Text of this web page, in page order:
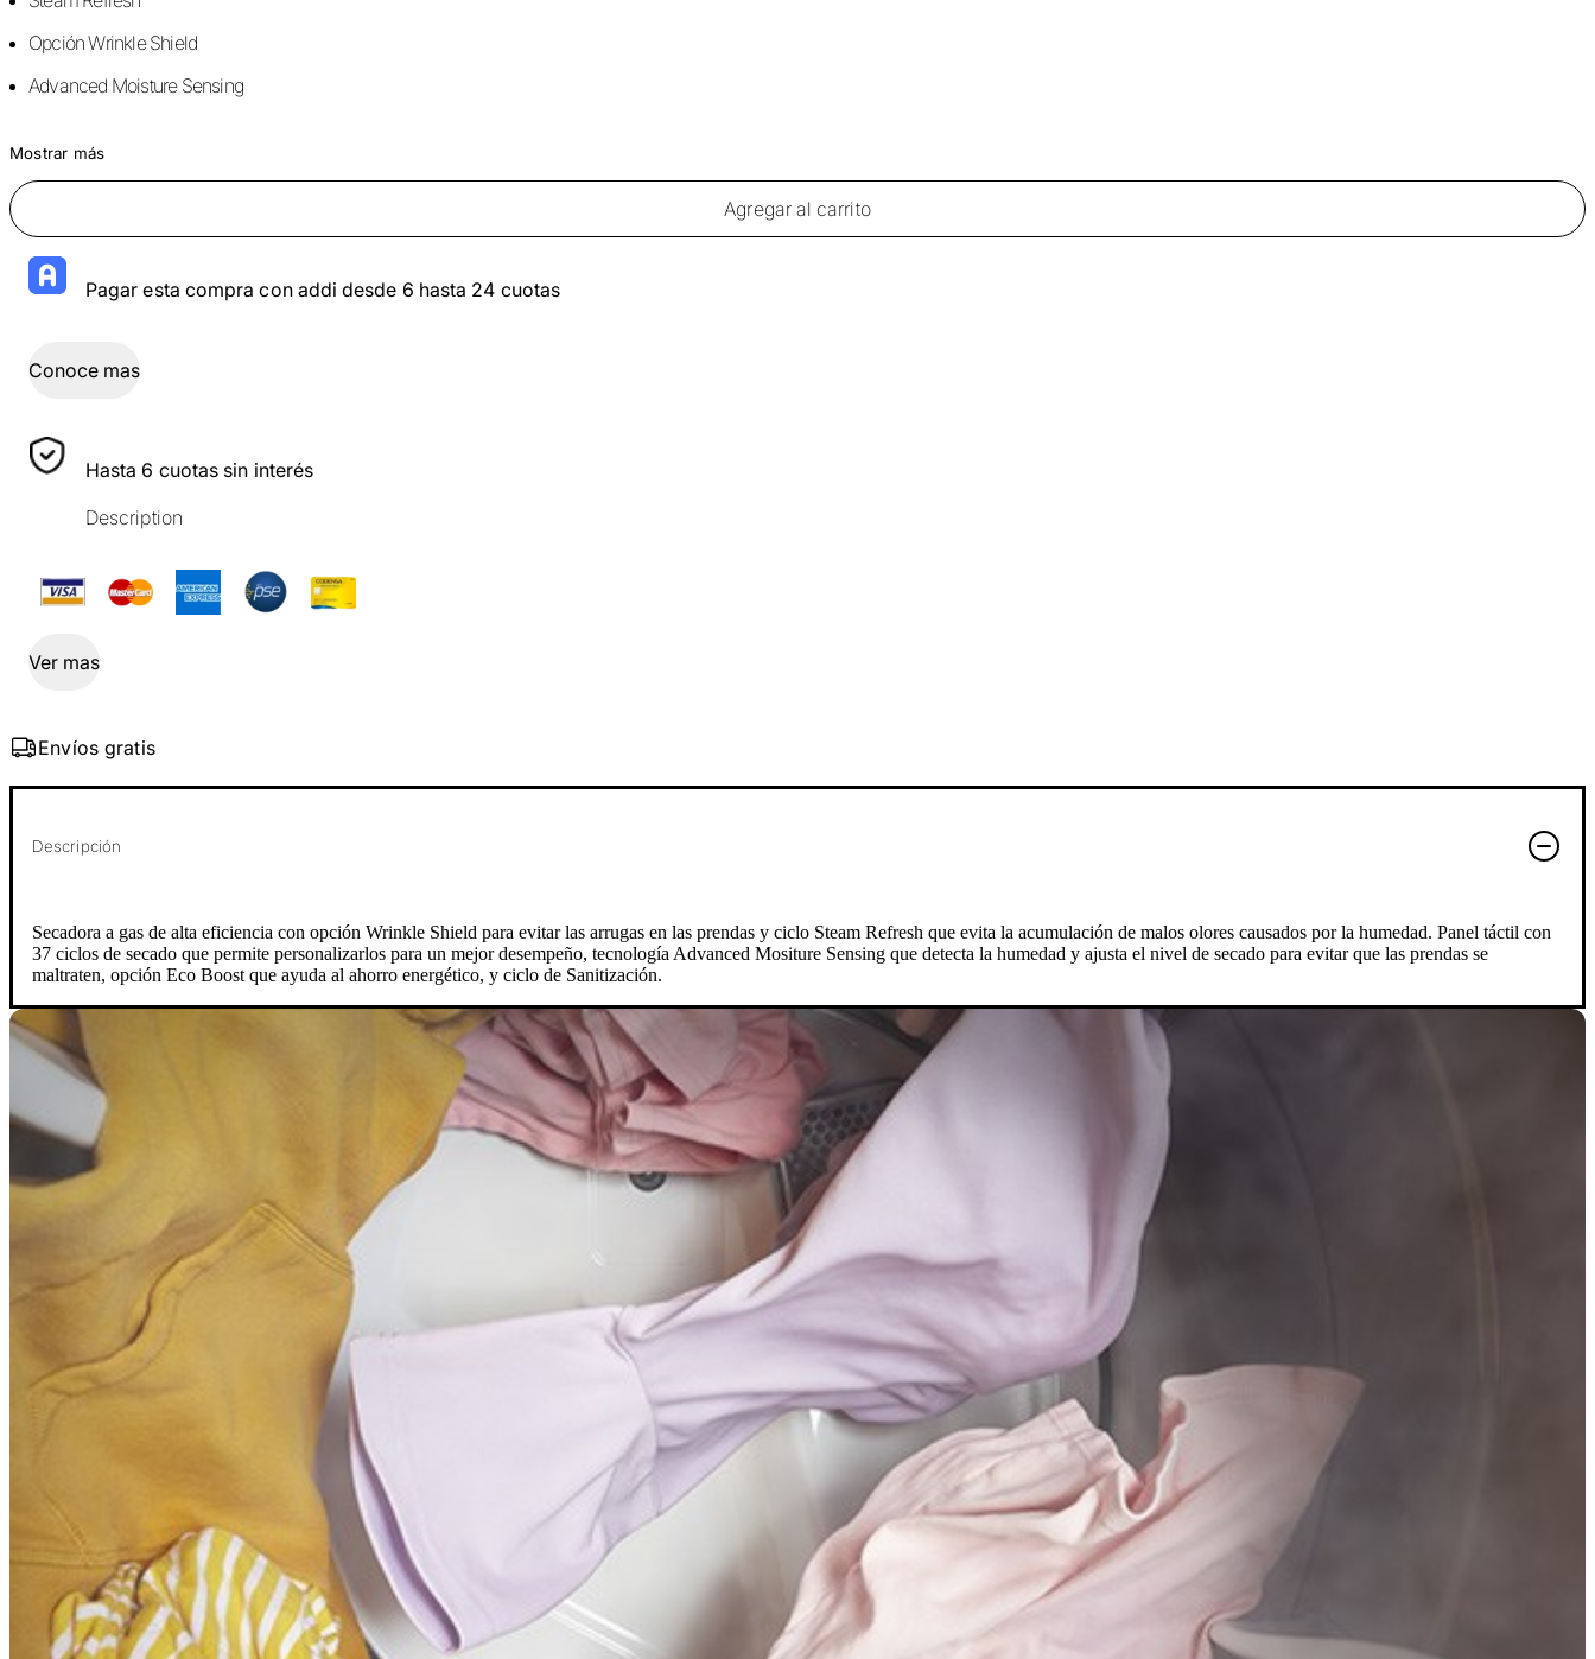
Opción Wrinkle Shield
Advanced Moisture Sensing
Mostrar más
Agregar al carrito
Pagar esta compra con addi desde 6 hasta 24 cuotas
Conoce mas
Hasta 6 cuotas sin interés
Description
Ver mas
Envíos gratis
Descripción
Secadora a gas de alta eficiencia con opción Wrinkle Shield para evitar las arrugas en las prendas y ciclo Steam Refresh que evita la acumulación de malos olores causados por la humedad. Panel táctil con
37 ciclos de secado que permite personalizarlos para un mejor desempeño, tecnología Advanced Mositure Sensing que detecta la humedad y ajusta el nivel de secado para evitar que las prendas se
maltraten, opción Eco Boost que ayuda al ahorro energético, y ciclo de Sanitización.